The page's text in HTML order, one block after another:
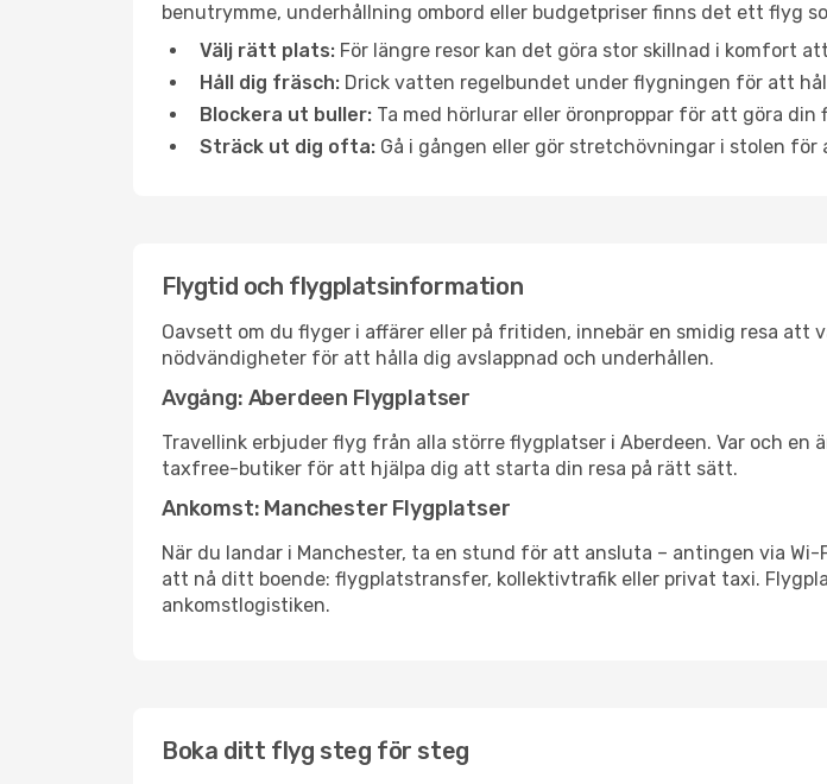
benutrymme, underhållning ombord eller budgetpriser finns det ett flyg
Välj rätt plats: För längre resor kan det göra stor skillnad i komfort
Håll dig fräsch: Drick vatten regelbundet under flygningen för att
Blockera ut buller: Ta med hörlurar eller öronproppar för att göra
Sträck ut dig ofta: Gå i gången eller gör stretchövningar i stolen
Flygtid och flygplatsinformation
Oavsett om du flyger i affärer eller på fritiden, innebär en smidig resa att
nödvändigheter för att hålla dig avslappnad och underhållen.
Avgång: Aberdeen Flygplatser
Travellink erbjuder flyg från alla större flygplatser i Aberdeen. Var och
taxfree-butiker för att hjälpa dig att starta din resa på rätt sätt.
Ankomst: Manchester Flygplatser
När du landar i Manchester, ta en stund för att ansluta – antingen via
att nå ditt boende: flygplatstransfer, kollektivtrafik eller privat taxi.
ankomstlogistiken.
Boka ditt flyg steg för steg